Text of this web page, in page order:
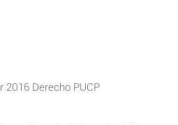
2016 Derecho PUCP